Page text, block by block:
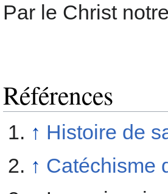
Par le Christ
Références
↑ Histoire de
↑ Catéchisme